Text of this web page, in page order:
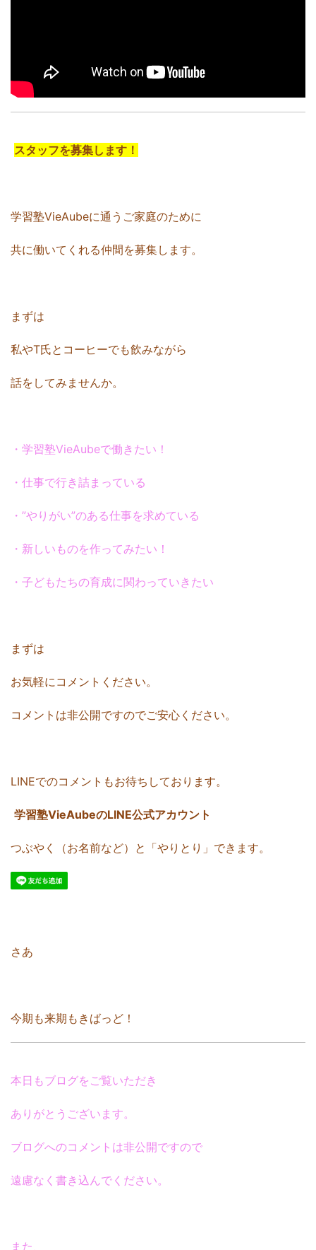
スタッフを募集します！
学習塾VieAubeに通うご家庭のために
共に働いてくれる仲間を募集します。
まずは
私やT氏とコーヒーでも飲みながら
話をしてみませんか。
・学習塾VieAubeで働きたい！
・仕事で行き詰まっている
・”やりがい”のある仕事を求めている
・新しいものを作ってみたい！
・子どもたちの育成に関わっていきたい
まずは
お気軽にコメントください。
コメントは非公開ですのでご安心ください。
LINEでのコメントもお待ちしております。
学習塾VieAubeのLINE公式アカウント
つぶやく（お名前など）と「やりとり」できます。
さあ
今期も来期もきばっど！
本日もブログをご覧いただき
ありがとうございます。
ブログへのコメントは非公開ですので
遠慮なく書き込んでください。
また、